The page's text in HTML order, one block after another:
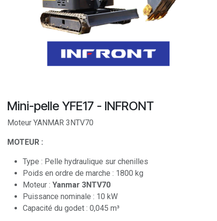
Mini-pelle YFE17 - INFRONT
Moteur YANMAR 3NTV70
MOTEUR :
Type : Pelle hydraulique sur chenilles
Poids en ordre de marche : 1800 kg
Moteur : Yanmar 3NTV70
Puissance nominale : 10 kW
Capacité du godet : 0,045 m³